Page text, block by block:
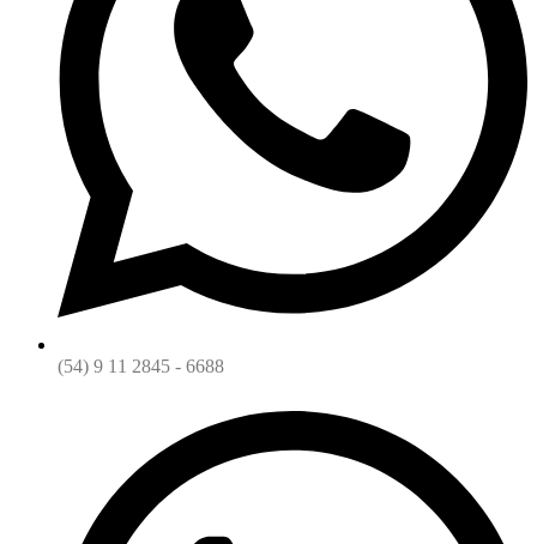
(54) 9 11 2845 - 6688